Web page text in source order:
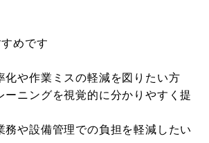
めです
化や作業ミスの軽減を図りたい方
ーニングを視覚的に分かりやすく提
務や設備管理での負担を軽減したい